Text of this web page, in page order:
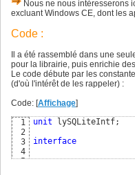
Nous ne nous intéresserons
excluant Windows CE, dont les
Code :
Il a été rassemblé dans une
pour la librairie, puis enrichie
Le code débute par les
(d'où l'intérêt de les rappeler) :
Code: [Affichage]
1
2
3
4
5
unit lySQLiteIntf;
interface
uses